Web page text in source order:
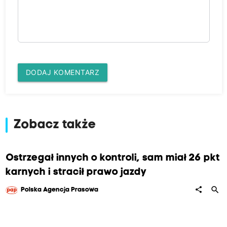
DODAJ KOMENTARZ
Zobacz także
Ostrzegał innych o kontroli, sam miał 26 pkt
karnych i stracił prawo jazdy
Polska Agencja Prasowa share search